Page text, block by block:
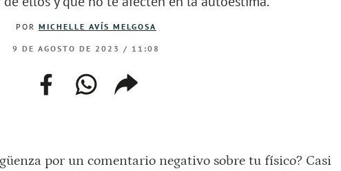
POR MICHELLE AVÍS MELGOSA
9 DE AGOSTO DE 2023 / 11:08
facebookwhatsapp
web
copiar
enlace
por un comentario negativo sobre tu físico? Casi